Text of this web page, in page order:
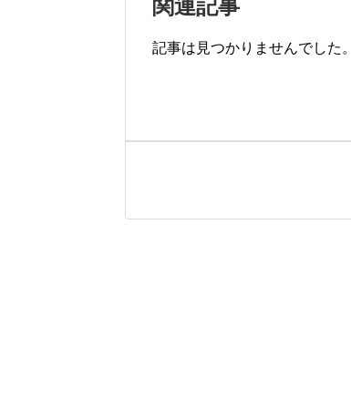
関連記事
記事は見つかりませんでした。